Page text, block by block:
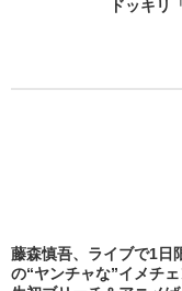
ドッキリ
藤森慎吾、ライブで1日
の“ヤンチャな”イメチ